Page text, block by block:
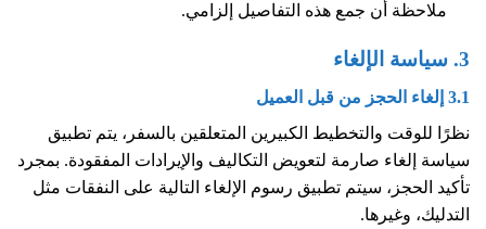
ملاحظة أن جمع هذه التفاصيل إلزامي.
3. سياسة الإلغاء
3.1 إلغاء الحجز من قبل العميل
نظرًا للوقت والتخطيط الكبيرين المتعلقين بالسفر، يتم تطبيق
سياسة إلغاء صارمة لتعويض التكاليف والإيرادات المفقودة. بمجرد
تأكيد الحجز، سيتم تطبيق رسوم الإلغاء التالية على النفقات مثل
التدليك، وغيرها.